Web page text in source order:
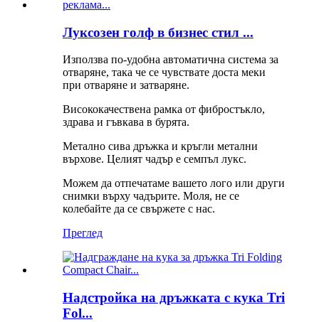
Луксозен голф в бизнес стил ...
Използва по-удобна автоматична система за
отваряне, така че се чувствате доста меки
при отваряне и затваряне.
Висококачествена рамка от фибростъкло,
здрава и гъвкава в бурята.
Метално сива дръжка и кръгли метални
върхове. Целият чадър е семпъл лукс.
Можем да отпечатаме вашето лого или други
снимки върху чадърите. Моля, не се
колебайте да се свържете с нас.
Преглед
Надстройка на дръжката с кука Tri
Fol...